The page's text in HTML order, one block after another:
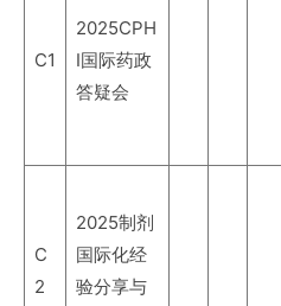
C1
2025CPH
I国际药政
答疑会
C
2
2025制剂
国际化经
验分享与